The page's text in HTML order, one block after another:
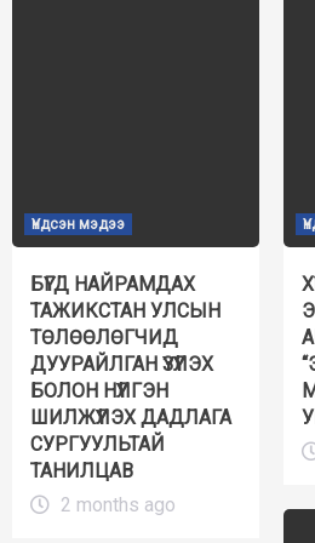
Үндсэн мэдээ
БҮГД НАЙРАМДАХ
ТАЖИКСТАН УЛСЫН
ТӨЛӨӨЛӨГЧИД
ДУУРАЙЛГАН ҮЗҮҮЛЭХ
БОЛОН НҮҮЛГЭН
ШИЛЖҮҮЛЭХ ДАДЛАГА
СУРГУУЛЬТАЙ
ТАНИЛЦАВ
2 months ago